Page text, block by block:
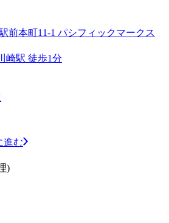
前本町11-1 パシフィックマークス
崎駅 徒歩1分
進む
)